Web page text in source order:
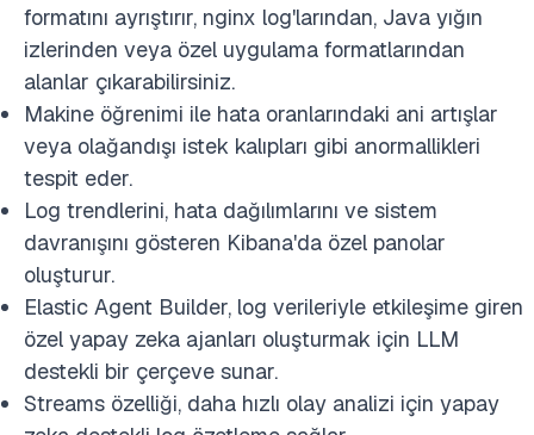
formatını ayrıştırır, nginx log'larından, Java yığın
izlerinden veya özel uygulama formatlarından
alanlar çıkarabilirsiniz.
Makine öğrenimi ile hata oranlarındaki ani artışlar
veya olağandışı istek kalıpları gibi anormallikleri
tespit eder.
Log trendlerini, hata dağılımlarını ve sistem
davranışını gösteren Kibana'da özel panolar
oluşturur.
Elastic Agent Builder, log verileriyle etkileşime giren
özel yapay zeka ajanları oluşturmak için LLM
destekli bir çerçeve sunar.
Streams özelliği, daha hızlı olay analizi için yapay